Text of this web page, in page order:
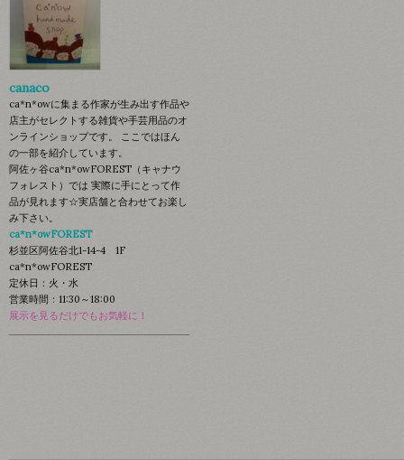
canaco
ca*n*owに集まる作家が生み出す作品や
店主がセレクトする雑貨や手芸用品のオ
ンラインショップです。 ここではほん
の一部を紹介しています。
阿佐ヶ谷ca*n*owFOREST（キャナウ
フォレスト）では 実際に手にとって作
品が見れます☆実店舗と合わせてお楽し
み下さい。
ca*n*owFOREST
杉並区阿佐谷北1-14-4 1F
ca*n*owFOREST
定休日：火・水
営業時間：11:30～18:00
展示を見るだけでもお気軽に！